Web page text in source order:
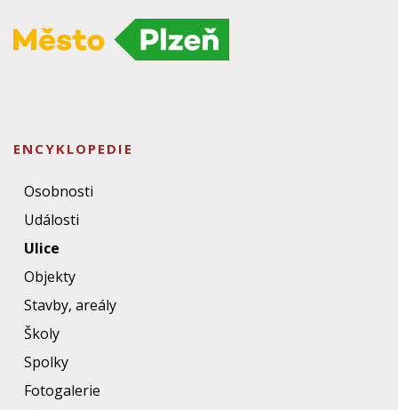
ENCYKLOPEDIE
Osobnosti
Události
Ulice
Objekty
Stavby, areály
Školy
Spolky
Fotogalerie